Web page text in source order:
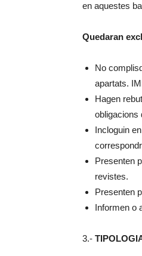
en aquestes
Quedaran
No
apartats.
Hagen
obligacions
Incloguin
Presenten
revistes.
Presenten
Informen o
3.-